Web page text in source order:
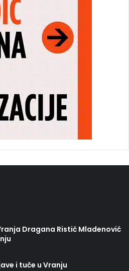
Dragana Ristić Mladenović
i tuče u Vranju